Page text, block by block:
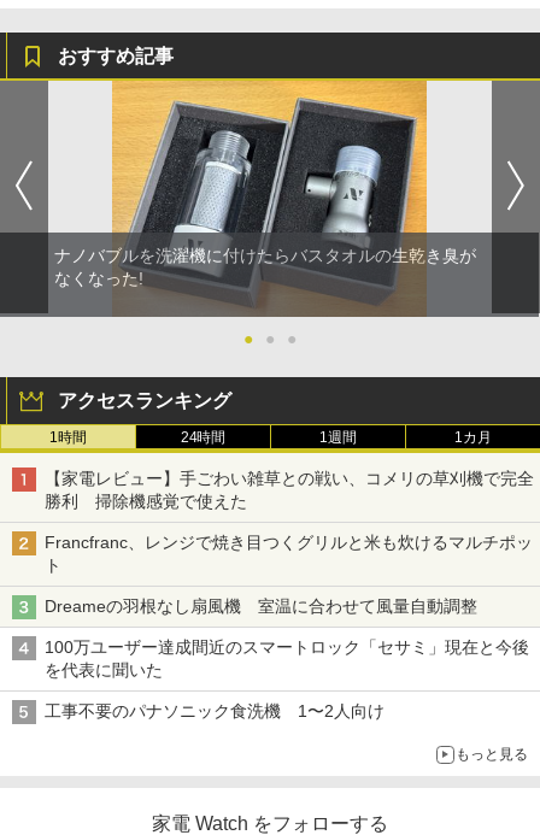
おすすめ記事
ナノバブルを洗濯機に付けたらバスタオルの生乾き臭が
なくなった!
● ● ●
アクセスランキング
1時間 24時間 1週間 1カ月
【家電レビュー】手ごわい雑草との戦い、コメリの草刈機で完全
勝利 掃除機感覚で使えた
Francfranc、レンジで焼き目つくグリルと米も炊けるマルチポッ
ト
Dreameの羽根なし扇風機 室温に合わせて風量自動調整
100万ユーザー達成間近のスマートロック「セサミ」現在と今後
を代表に聞いた
工事不要のパナソニック食洗機 1〜2人向け
もっと見る
家電 Watch をフォローする